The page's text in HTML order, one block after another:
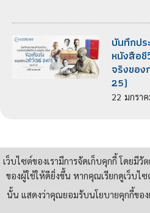
บันทึกป
หนังสือชี
จริงขอ
25)
22 มกรา
เว็บไซต์ของเรามีการจัดเก็บคุกกี้ โดยมี
ของผู้ใช้ให้ดียิ่งขึ้น หากคุณเรียกดูเว็บไ
นั้น แสดงว่าคุณยอมรับนโยบายคุกกี้ของ